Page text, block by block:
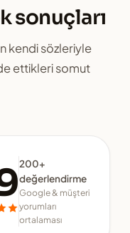
sonuçları
kendi sözleriyle
ettikleri somut
200+
değerlendirme
Google & müşteri
yorumları
ortalaması